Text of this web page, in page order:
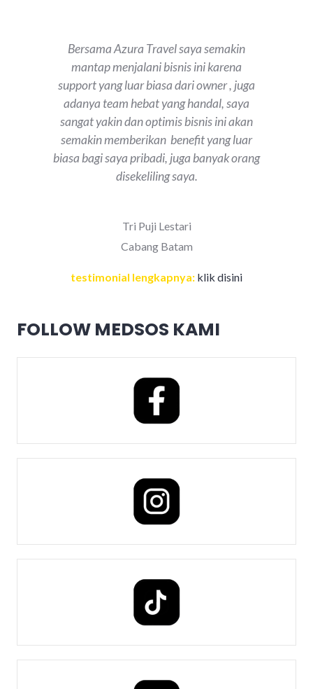
Bersama Azura Travel saya semakin
mantap menjalani bisnis ini karena
support yang luar biasa dari owner , juga
adanya team hebat yang handal, saya
sangat yakin dan optimis bisnis ini akan
semakin memberikan benefit yang luar
biasa bagi saya pribadi, juga banyak orang
disekeliling saya.
Tri Puji Lestari
Cabang Batam
testimonial lengkapnya: klik disini
FOLLOW MEDSOS KAMI